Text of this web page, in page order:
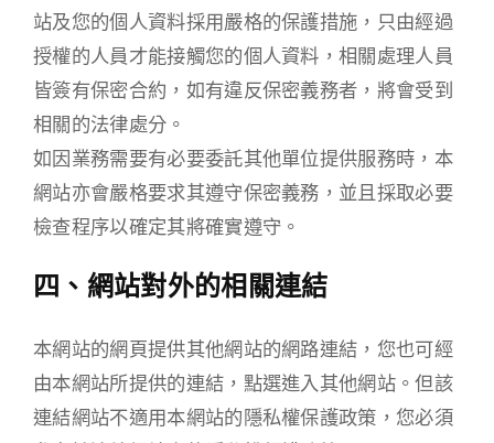
站及您的個人資料採用嚴格的保護措施，只由經過
授權的人員才能接觸您的個人資料，相關處理人員
皆簽有保密合約，如有違反保密義務者，將會受到
相關的法律處分。
如因業務需要有必要委託其他單位提供服務時，本
網站亦會嚴格要求其遵守保密義務，並且採取必要
檢查程序以確定其將確實遵守。
四、網站對外的相關連結
本網站的網頁提供其他網站的網路連結，您也可經
由本網站所提供的連結，點選進入其他網站。但該
連結網站不適用本網站的隱私權保護政策，您必須